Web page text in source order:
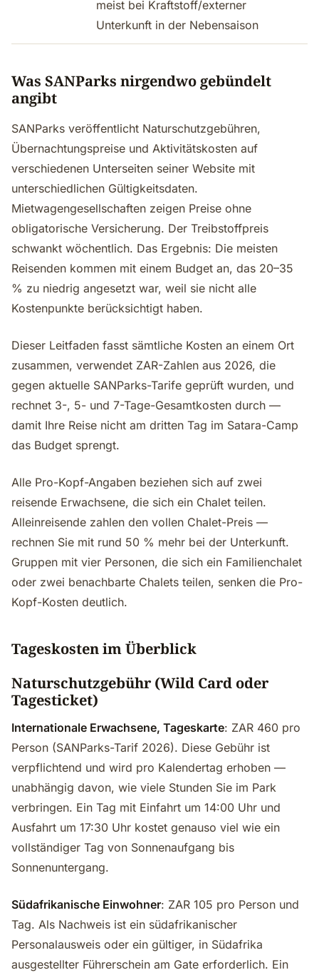
meist bei Kraftstoff/externer
Unterkunft in der Nebensaison
Was SANParks nirgendwo gebündelt
angibt
SANParks veröffentlicht Naturschutzgebühren,
Übernachtungspreise und Aktivitätskosten auf
verschiedenen Unterseiten seiner Website mit
unterschiedlichen Gültigkeitsdaten.
Mietwagengesellschaften zeigen Preise ohne
obligatorische Versicherung. Der Treibstoffpreis
schwankt wöchentlich. Das Ergebnis: Die meisten
Reisenden kommen mit einem Budget an, das 20–35
% zu niedrig angesetzt war, weil sie nicht alle
Kostenpunkte berücksichtigt haben.
Dieser Leitfaden fasst sämtliche Kosten an einem Ort
zusammen, verwendet ZAR-Zahlen aus 2026, die
gegen aktuelle SANParks-Tarife geprüft wurden, und
rechnet 3-, 5- und 7-Tage-Gesamtkosten durch —
damit Ihre Reise nicht am dritten Tag im Satara-Camp
das Budget sprengt.
Alle Pro-Kopf-Angaben beziehen sich auf zwei
reisende Erwachsene, die sich ein Chalet teilen.
Alleinreisende zahlen den vollen Chalet-Preis —
rechnen Sie mit rund 50 % mehr bei der Unterkunft.
Gruppen mit vier Personen, die sich ein Familienchalet
oder zwei benachbarte Chalets teilen, senken die Pro-
Kopf-Kosten deutlich.
Tageskosten im Überblick
Naturschutzgebühr (Wild Card oder
Tagesticket)
Internationale Erwachsene, Tageskarte: ZAR 460 pro
Person (SANParks-Tarif 2026). Diese Gebühr ist
verpflichtend und wird pro Kalendertag erhoben —
unabhängig davon, wie viele Stunden Sie im Park
verbringen. Ein Tag mit Einfahrt um 14:00 Uhr und
Ausfahrt um 17:30 Uhr kostet genauso viel wie ein
vollständiger Tag von Sonnenaufgang bis
Sonnenuntergang.
Südafrikanische Einwohner: ZAR 105 pro Person und
Tag. Als Nachweis ist ein südafrikanischer
Personalausweis oder ein gültiger, in Südafrika
ausgestellter Führerschein am Gate erforderlich. Ein